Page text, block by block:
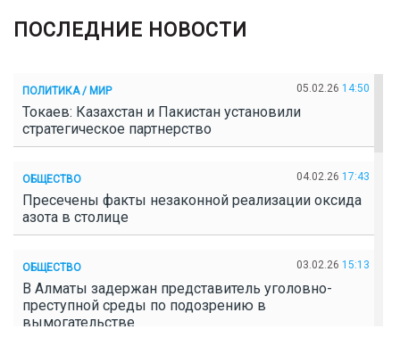
ПОСЛЕДНИЕ НОВОСТИ
ПОЛИТИКА / МИР 05.02.26 14:50
Токаев: Казахстан и Пакистан установили
стратегическое партнерство
ОБЩЕСТВО 04.02.26 17:43
Пресечены факты незаконной реализации оксида
азота в столице
ОБЩЕСТВО 03.02.26 15:13
В Алматы задержан представитель уголовно-
преступной среды по подозрению в
вымогательстве